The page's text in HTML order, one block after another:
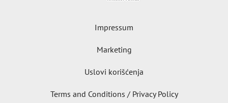
Impressum
Marketing
Uslovi korišćenja
Terms and Conditions / Privacy Policy